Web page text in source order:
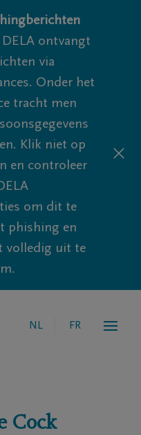
DELA ontvangt
via
Onder het
tracht men
Klik niet op
en controleer
om dit te
phishing en
volledig uit te
NL FR
Cock